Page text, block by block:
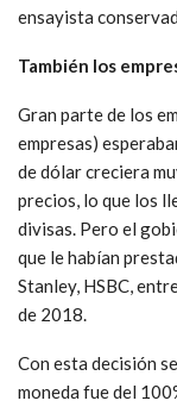
ensayista
También los
Gran parte de los
empresas)
de dólar creciera
precios, lo que los
divisas. Pero el
que le habían
Stanley, HSBC,
de 2018.
Con esta decisión
moneda fue del